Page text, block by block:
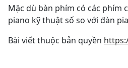
Mặc dù bàn phím có các
piano kỹ thuật số so với đàn
Bài viết thuộc bản quyền